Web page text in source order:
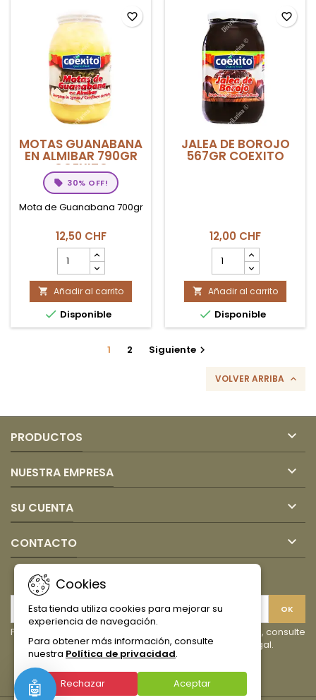
MOTAS GUANABANA
EN ALMIBAR 790GR
COEXITO
30% OFF!
Mota de Guanabana 700gr
12,50 CHF
cantidad
del
producto
MOTAS
GUANABANA
EN
ALMIBAR
 Añadir al carrito
 Disponible
favorite_border
JALEA DE BOROJO
567GR COEXITO
12,00 CHF
cantidad
del
producto
JALEA
DE
BOROJO
567GR
 Añadir al carrito
 Disponible
favorite_border
1 2 Siguiente 
VOLVER ARRIBA 
PRODUCTOS 
NUESTRA EMPRESA 
SU CUENTA 
CONTACTO 
Cookies
Esta tienda utiliza cookies para mejorar su
experiencia de navegación.
Para obtener más información, consulte
nuestra Política de privacidad.
Rechazar Aceptar
🤖
Puede darse de baja en cualquier momento. Para ello, consulte
nuestra información de contacto en el aviso legal.
FacebookInstagram
TikTok